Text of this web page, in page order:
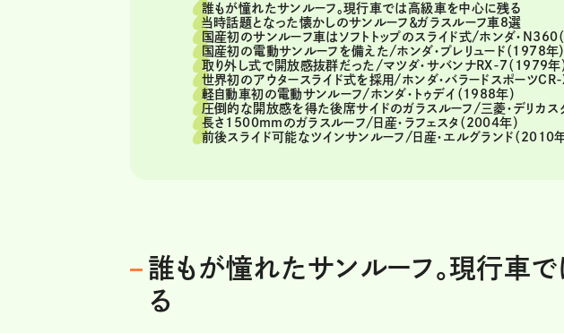
誰もが憧れたサンルーフ。現行車では高級車を中心に残る
当時話題となった懐かしのサンルーフ＆ガラスルーフ車8選
国産初のサンルーフ車はソフトトップのスライド式/ホンダ・N360
国産初の電動サンルーフを備えた/ホンダ・プレリュード（1978年）
取り外し式で開放感抜群だった/マツダ・サバンナRX-7（1979年
世界初のアウタースライド式を採用/ホンダ・バラードスポーツCR-
軽自動車初の電動サンルーフ/ホンダ・トゥデイ（1988年）
圧倒的な開放感を得た後席サイドのガラスルーフ/三菱・デリカス
長さ1500mmのガラスルーフ/日産・ラフェスタ（2004年）
前後スライド可能なツインサンルーフ/日産・エルグランド（2010年
誰もが憧れたサンルーフ。現行車
る